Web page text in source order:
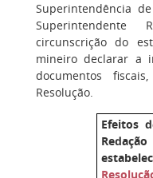
Superintendência de
circunscrição do
mineiro declarar a
documentos
Resolução.
Efeitos